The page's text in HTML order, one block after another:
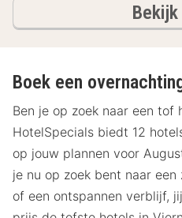
Boek een
Ben je op zoek naar een tof
HotelSpecials biedt 12
op jouw plannen voor
je nu op zoek bent naar
of een ontspannen verblijf,